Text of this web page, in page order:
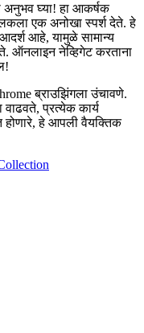
अनुभव घ्या! हा आकर्षक
एक अनोखा स्पर्श देते. हे
आदर्श आहे, यामुळे सामान्य
ऑनलाइन नेव्हिगेट करताना
ब्राउझिंगला उंचावणे.
वाढवते, प्रत्येक कार्य
हे आपली वैयक्तिक